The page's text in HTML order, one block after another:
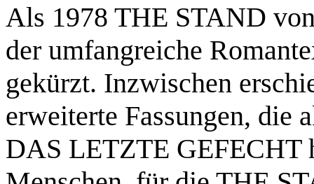
Als 1978 THE STAND
der umfangreiche
gekürzt. Inzwischen
erweiterte Fassungen, die
DAS LETZTE GEFECHT